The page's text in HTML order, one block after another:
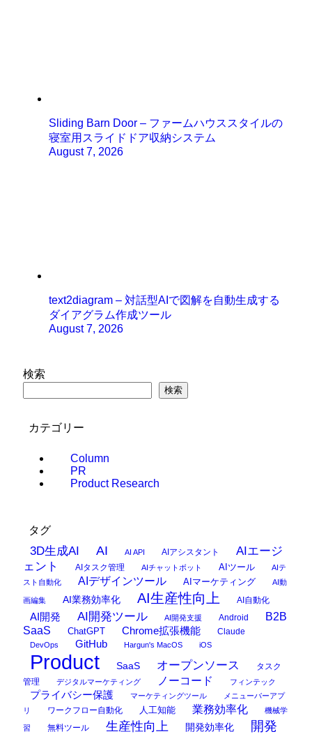
Sliding Barn Door – ファームハウススタイルの
寝室用スライドドア収納システム
August 7, 2026
text2diagram – 対話型AIで図解を自動生成する
ダイアグラム作成ツール
August 7, 2026
検索
検索
カテゴリー
Column
PR
Product Research
タグ
3D生成AI AI AI API AIアシスタント
AIエージ
ェント
AIタスク管理 AIチャットボット AIツール
AIテ
スト自動化
AIデザインツール AIマーケティング AI動
画編集 AI業務効率化 AI生産性向上 AI自動化
AI開発 AI開発ツール AI開発支援 Android
B2B
SaaS
ChatGPT Chrome拡張機能 Claude
DevOps GitHub Hargun's MacOS iOS
Product SaaS オープンソース
タスク
管理
デジタルマーケティング ノーコード フィンテック
プライバシー保護 マーケティングツール
メニューバーアプ
リ
ワークフロー自動化 人工知能 業務効率化 機械学
習 無料ツール 生産性向上 開発効率化
開発